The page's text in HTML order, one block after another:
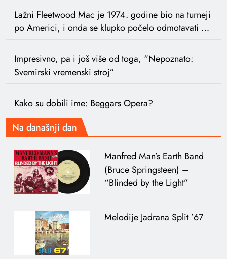
Lažni Fleetwood Mac je 1974. godine bio na turneji
po Americi, i onda se klupko počelo odmotavati …
Impresivno, pa i još više od toga, “Nepoznato:
Svemirski vremenski stroj”
Kako su dobili ime: Beggars Opera?
Na današnji dan
Manfred Man’s Earth Band
(Bruce Springsteen) –
“Blinded by the Light”
Melodije Jadrana Split ’67